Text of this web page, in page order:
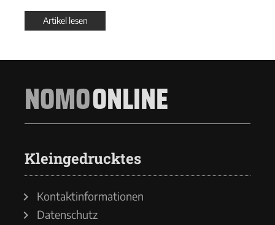
Artikel lesen
NOMOONLINE
Kleingedrucktes
Kontaktinformationen
Datenschutz